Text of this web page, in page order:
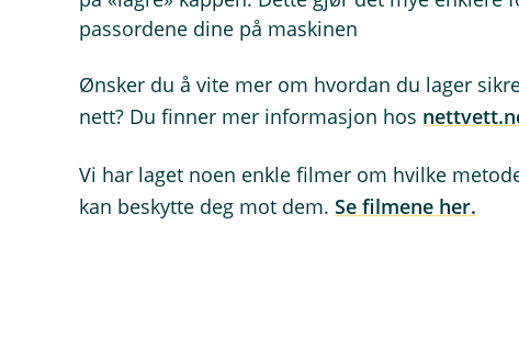
passordene dine på maskinen
Ønsker du å vite mer om hvordan du lager
nett? Du finner mer informasjon hos
Vi har laget noen enkle filmer om hvilke
kan beskytte deg mot dem. Se filmene her.